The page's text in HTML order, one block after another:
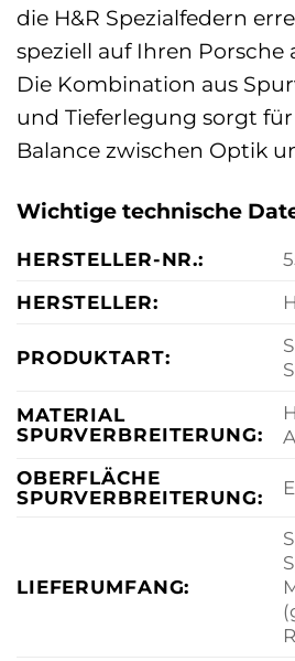
die H&R Spezialfedern
speziell auf Ihren
Die Kombination aus
und Tieferlegung sorgt
Balance zwischen Optik
Wichtige technische
HERSTELLER-NR.:
HERSTELLER:
PRODUKTART:
MATERIAL
SPURVERBREITERUNG:
OBERFLÄCHE
SPURVERBREITERUNG:
LIEFERUMFANG: